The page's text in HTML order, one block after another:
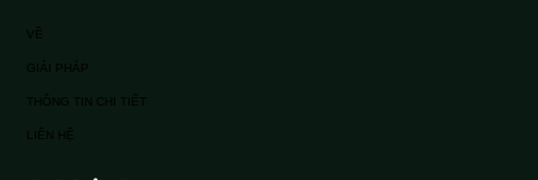
VỀ
GIẢI PHÁP
THÔNG TIN CHI TIẾT
LIÊN HỆ